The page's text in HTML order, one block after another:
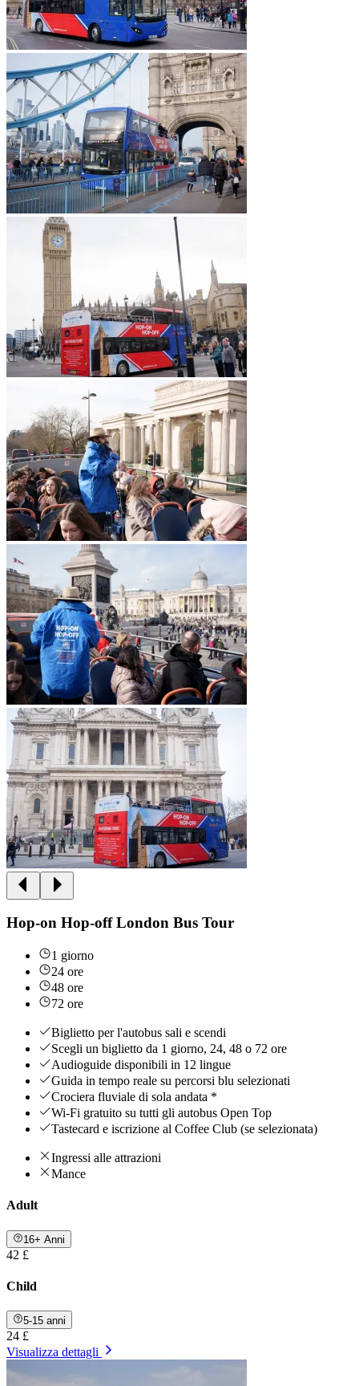
Hop-on Hop-off London Bus Tour
1 giorno
24 ore
48 ore
72 ore
Biglietto per l'autobus sali e scendi
Scegli un biglietto da 1 giorno, 24, 48 o 72 ore
Audioguide disponibili in 12 lingue
Guida in tempo reale su percorsi blu selezionati
Crociera fluviale di sola andata *
Wi-Fi gratuito su tutti gli autobus Open Top
Tastecard e iscrizione al Coffee Club (se selezionata)
Ingressi alle attrazioni
Mance
Adult
16+ Anni
42 £
Child
5-15 anni
24 £
Visualizza dettagli